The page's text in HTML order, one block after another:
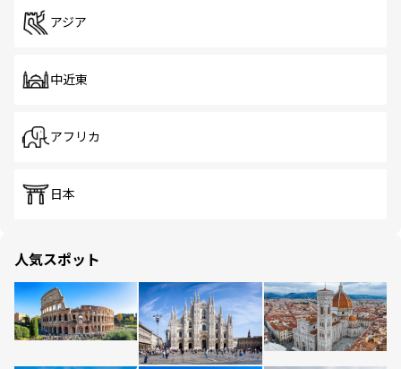
アジア
中近東
アフリカ
日本
人気スポット